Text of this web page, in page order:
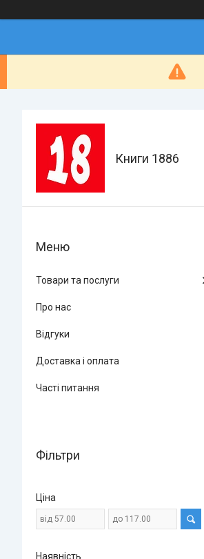
Книги 1886
Товари та послуги
Про нас
Відгуки
Доставка і оплата
Часті питання
Фільтри
Ціна
Наявність